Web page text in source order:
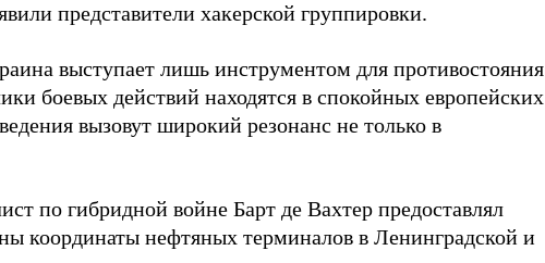
представители хакерской группировки.
выступает лишь инструментом для противостояния
боевых действий находятся в спокойных европейских
вызовут широкий резонанс не только в
по гибридной войне Барт де Вахтер предоставлял
координаты нефтяных терминалов в Ленинградской и